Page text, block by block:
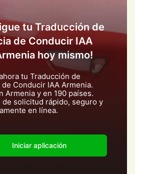
tu Traducción de
de Conducir IAA
hoy mismo!
tu Traducción de
de Conducir IAA Armenia.
Armenia y en 190 países.
de solicitud rápido, seguro y
en línea.
Iniciar aplicación